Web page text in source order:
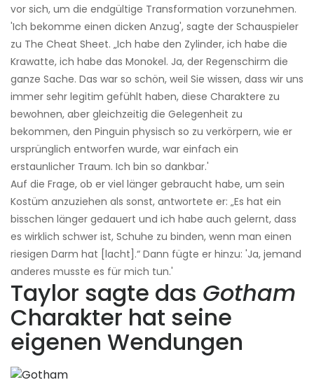
vor sich, um die endgültige Transformation vorzunehmen.
'Ich bekomme einen dicken Anzug', sagte der Schauspieler
zu The Cheat Sheet. „Ich habe den Zylinder, ich habe die
Krawatte, ich habe das Monokel. Ja, der Regenschirm die
ganze Sache. Das war so schön, weil Sie wissen, dass wir uns
immer sehr legitim gefühlt haben, diese Charaktere zu
bewohnen, aber gleichzeitig die Gelegenheit zu
bekommen, den Pinguin physisch so zu verkörpern, wie er
ursprünglich entworfen wurde, war einfach ein
erstaunlicher Traum. Ich bin so dankbar.'
Auf die Frage, ob er viel länger gebraucht habe, um sein
Kostüm anzuziehen als sonst, antwortete er: „Es hat ein
bisschen länger gedauert und ich habe auch gelernt, dass
es wirklich schwer ist, Schuhe zu binden, wenn man einen
riesigen Darm hat [lacht].“ Dann fügte er hinzu: 'Ja, jemand
anderes musste es für mich tun.'
Taylor sagte das Gotham
Charakter hat seine
eigenen Wendungen